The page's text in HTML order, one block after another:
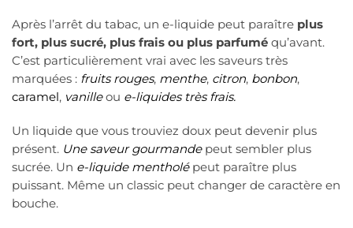
Après l’arrêt du tabac, un e-liquide peut paraître plus
fort, plus sucré, plus frais ou plus parfumé qu’avant.
C’est particulièrement vrai avec les saveurs très
marquées : fruits rouges, menthe, citron, bonbon,
caramel, vanilleou e-liquides très frais.
Un liquide que vous trouviez doux peut devenir plus
présent. Une saveur gourmandepeut sembler plus
sucrée. Un e-liquide mentholépeut paraître plus
puissant. Même un classic peut changer de caractère en
bouche.